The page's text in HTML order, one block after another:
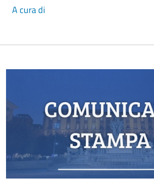
A cura di